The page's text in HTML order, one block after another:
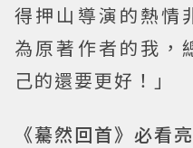
得押山導演的熱情
為原著作者的我，
己的還要更好！」
《驀然回首》必看